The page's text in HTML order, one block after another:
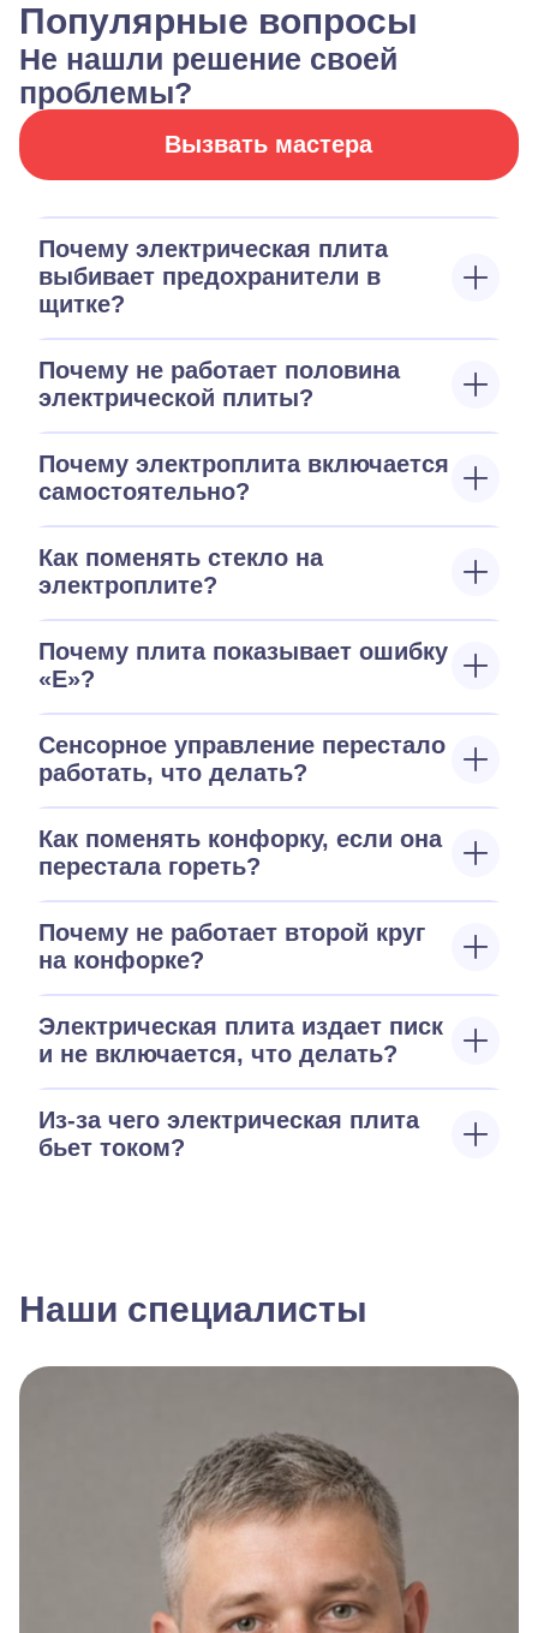
Популярные вопросы
Не нашли решение своей
проблемы?
Вызвать мастера
Почему электрическая плита
выбивает предохранители в
щитке?
Почему не работает половина
электрической плиты?
Почему электроплита включается
самостоятельно?
Как поменять стекло на
электроплите?
Почему плита показывает ошибку
«E»?
Сенсорное управление перестало
работать, что делать?
Как поменять конфорку, если она
перестала гореть?
Почему не работает второй круг
на конфорке?
Электрическая плита издает писк
и не включается, что делать?
Из-за чего электрическая плита
бьет током?
Наши специалисты